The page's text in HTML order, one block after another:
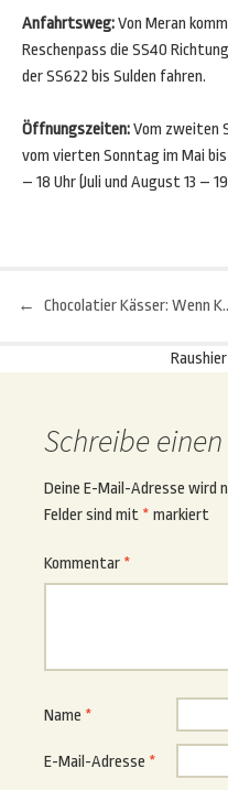
Anfahrtsweg:Von Meran
Reschenpass die SS40
der SS622 bis Sulden fahren.
Öffnungszeiten:Vom zweiten
vom vierten Sonntag im Mai
– 18 Uhr (Juli und August 13 –
← Chocolatier
Schreibe
Deine E-Mail-Adresse
Felder sind mit * markiert
Kommentar *
Name *
E-Mail-Adresse *